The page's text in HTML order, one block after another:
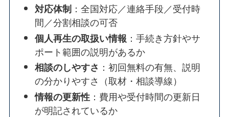
対応体制 ：全国対応／連絡手段／受付時
間／分割相談の可否
個人再生の取扱い情報 ：手続き方針やサ
ポート範囲の説明があるか
相談のしやすさ ：初回無料の有無、説明
の分かりやすさ（取材・相談導線）
情報の更新性 ：費用や受付時間の更新日
が明記されているか